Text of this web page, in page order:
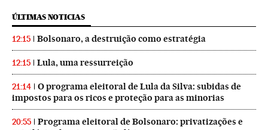
ÚLTIMAS NOTICIAS
12:15 Bolsonaro, a destruição como estratégia
12:15 Lula, uma ressurreição
21:14
O programa eleitoral de Lula da Silva: subidas de
impostos para os ricos e proteção para as minorias
20:55
Programa eleitoral de Bolsonaro: privatizações e